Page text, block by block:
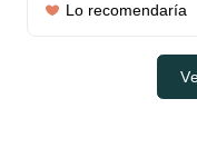
Lo recomendaría